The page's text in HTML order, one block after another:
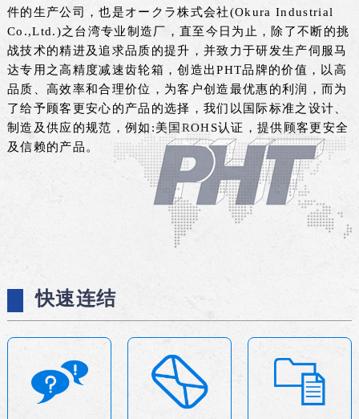
件的生产公司，也是オークラ株式会社(Okura Industrial
Co.,Ltd.)之台湾专业制造厂，直至今日为止，除了不断的挑
战技术的精进及追求品质的提升，并致力于研发生产伺服马
达专用之高精度减速齿轮箱，创造出PHT品牌的价值，以高
品质、高效率和合理价位，为客户创造最优惠的利润，而为
了给予顾客更安心的产品的选择，我们以国际标准之设计、
制造及供应的规范，例如:美国ROHS认证，提供顾客更安全
及信赖的产品。
快速连结